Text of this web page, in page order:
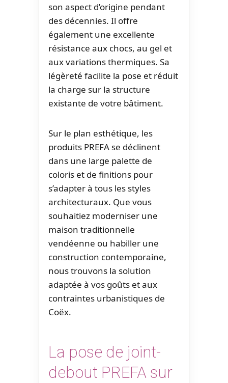
son aspect d’origine pendant
des décennies. Il offre
également une excellente
résistance aux chocs, au gel et
aux variations thermiques. Sa
légèreté facilite la pose et réduit
la charge sur la structure
existante de votre bâtiment.
Sur le plan esthétique, les
produits PREFA se déclinent
dans une large palette de
coloris et de finitions pour
s’adapter à tous les styles
architecturaux. Que vous
souhaitiez moderniser une
maison traditionnelle
vendéenne ou habiller une
construction contemporaine,
nous trouvons la solution
adaptée à vos goûts et aux
contraintes urbanistiques de
Coëx.
La pose de joint-
debout PREFA sur